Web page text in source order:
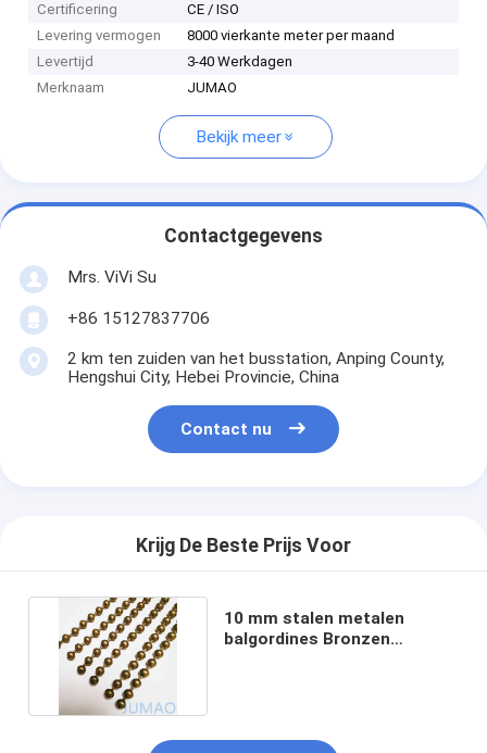
Certificering
CE / ISO
Levering vermogen
8000 vierkante meter per maand
Levertijd
3-40 Werkdagen
Merknaam
JUMAO
Bekijk meer
Contactgegevens
Mrs. ViVi Su
+86 15127837706
2 km ten zuiden van het busstation, Anping County,
Hengshui City, Hebei Provincie, China
Contact nu
Krijg De Beste Prijs Voor
10 mm stalen metalen
balgordines Bronzen